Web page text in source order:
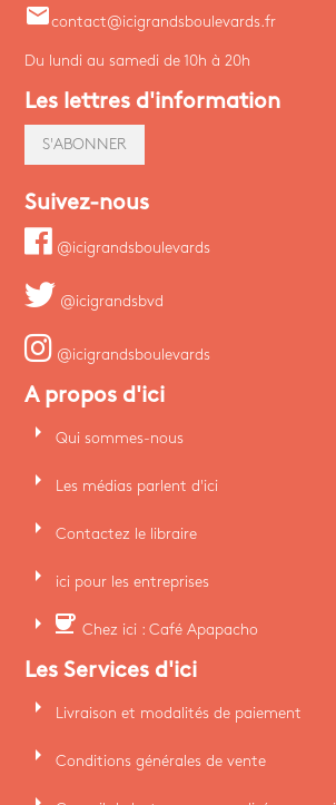
emailcontact@icigrandsboulevards.fr
Du lundi au samedi de 10h à 20h
Les lettres d'information
S'ABONNER
Suivez-nous
@icigrandsboulevards
@icigrandsbvd
@icigrandsboulevards
A propos d'ici
arrow_right Qui sommes-nous
arrow_right Les médias parlent d'ici
arrow_right Contactez le libraire
arrow_right ici pour les entreprises
arrow_right coffee Chez ici : Café Apapacho
Les Services d'ici
arrow_right Livraison et modalités de paiement
arrow_right Conditions générales de vente